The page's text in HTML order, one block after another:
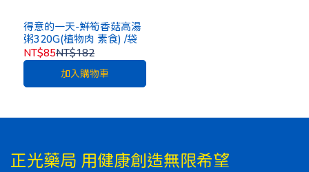
得意的一天-鮮筍香菇高湯
粥320G(植物肉 素食) /袋
NT$85NT$182
加入購物車
正光藥局 用健康創造無限希望